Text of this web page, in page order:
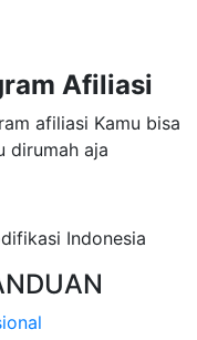
Afiliasi
afiliasi Kamu bisa
dirumah aja
Indonesia